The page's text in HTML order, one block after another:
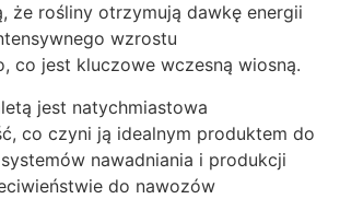
że rośliny otrzymują dawkę energii
wzrostu
co jest kluczowe wczesną wiosną.
jest natychmiastowa
co czyni ją idealnym produktem do
nawadniania i produkcji
do nawozów